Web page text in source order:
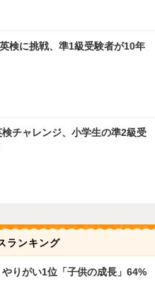
検に挑戦、準1級受験者が10年
チャレンジ、小学生の準2級受
ランキング
りがい1位「子供の成長」64%